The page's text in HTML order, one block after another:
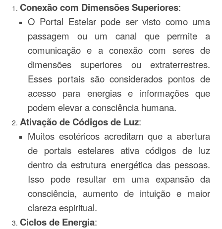
Conexão com Dimensões Superiores:
O Portal Estelar pode ser visto como uma
passagem ou um canal que permite a
comunicação e a conexão com seres de
dimensões superiores ou extraterrestres.
Esses portais são considerados pontos de
acesso para energias e informações que
podem elevar a consciência humana.
Ativação de Códigos de Luz:
Muitos esotéricos acreditam que a abertura
de portais estelares ativa códigos de luz
dentro da estrutura energética das pessoas.
Isso pode resultar em uma expansão da
consciência, aumento de intuição e maior
clareza espiritual.
Ciclos de Energia: